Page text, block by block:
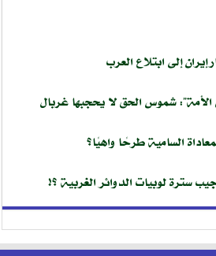
إلى ابتلاع العرب
شموس الحق لا يحجبها غربال
السامية طرحًا واهيًا؟
لوبيات الدوائر الغربية ؟!